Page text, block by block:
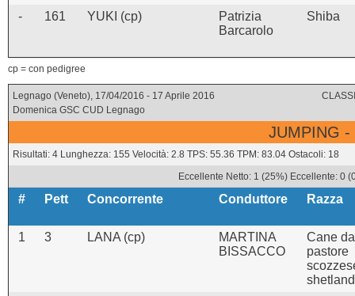
-
161 YUKI (cp)
Patrizia
Barcarolo
Shiba
cp = con pedigree
Legnago (Veneto), 17/04/2016 - 17 Aprile 2016
Domenica GSC CUD Legnago
JUMPING -
Risultati: 4 Lunghezza: 155 Velocità: 2.8 TPS: 55.36 TPM: 83.04 Ostacoli: 18
Eccellente Netto: 1 (25%) Eccellente: 0
# Pett Concorrente Conduttore Razza
1 3 LANA (cp)
MARTINA
BISSACCO
Cane da
pastore
shetland